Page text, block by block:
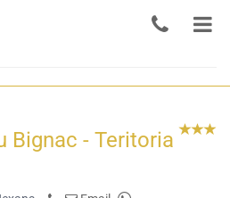
Bignac - Teritoria